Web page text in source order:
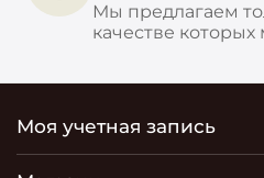
Мы предлагаем
качестве
Моя учетная запись